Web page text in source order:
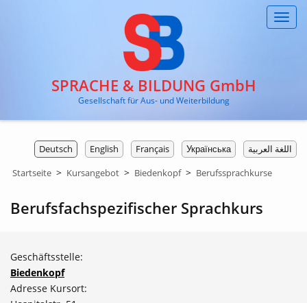
SPRACHE & BILDUNG GmbH
Gesellschaft für Aus- und Weiterbildung
اللغة العربية Українська
Français
English
Deutsch
Startseite > Kursangebot > Biedenkopf > Berufssprachkurse
Berufsfachspezifischer Sprachkurs
Geschäftsstelle:
Biedenkopf
Adresse Kursort: